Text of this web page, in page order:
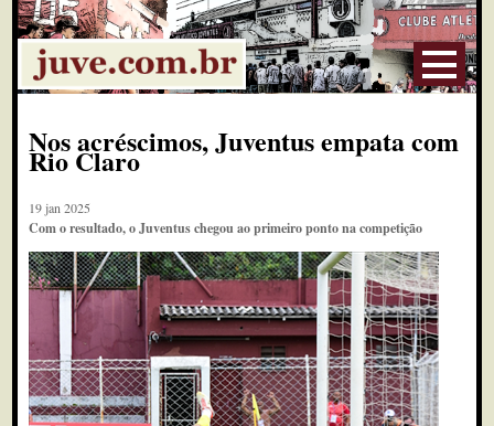
Nos acréscimos, Juventus empata com
Rio Claro
19 jan 2025
Com o resultado, o Juventus chegou ao primeiro ponto na competição